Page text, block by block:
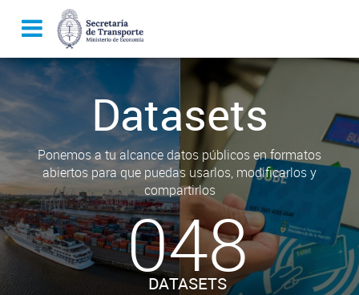
Datasets
Ponemos a tu alcance datos públicos en formatos
abiertos para que puedas usarlos, modificarlos y
compartirlos
048
DATASETS